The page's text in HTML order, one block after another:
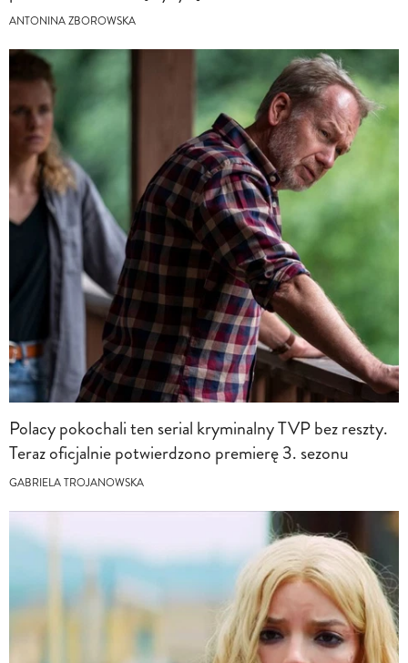
ANTONINA ZBOROWSKA
Polacy pokochali ten serial kryminalny TVP bez reszty.
Teraz oficjalnie potwierdzono premierę 3. sezonu
GABRIELA TROJANOWSKA